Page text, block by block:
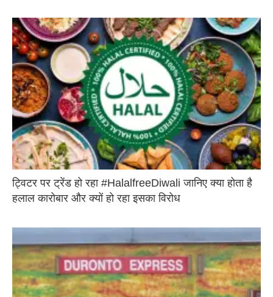
ट्विटर पर ट्रेंड हो रहा #HalalfreeDiwali जानिए क्या होता है
हलाल कारोबार और क्यों हो रहा इसका विरोध